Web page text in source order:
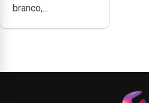
branco,...